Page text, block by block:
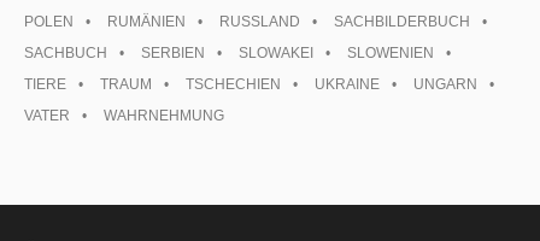
POLEN
RUMÄNIEN RUSSLAND
SACHBILDERBUCH
SACHBUCH
SERBIEN SLOWAKEI
SLOWENIEN
TIERE
TRAUM TSCHECHIEN UKRAINE
UNGARN
VATER
WAHRNEHMUNG